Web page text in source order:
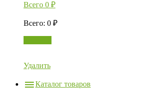
Всего 0 ₽
Всего: 0 ₽
Удалить
Каталог товаров